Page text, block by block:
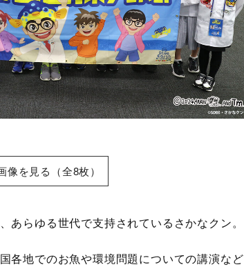
像を見る（全8枚）
あらゆる世代で支持されているさかなクン。
各地でのお魚や環境問題についての講演など